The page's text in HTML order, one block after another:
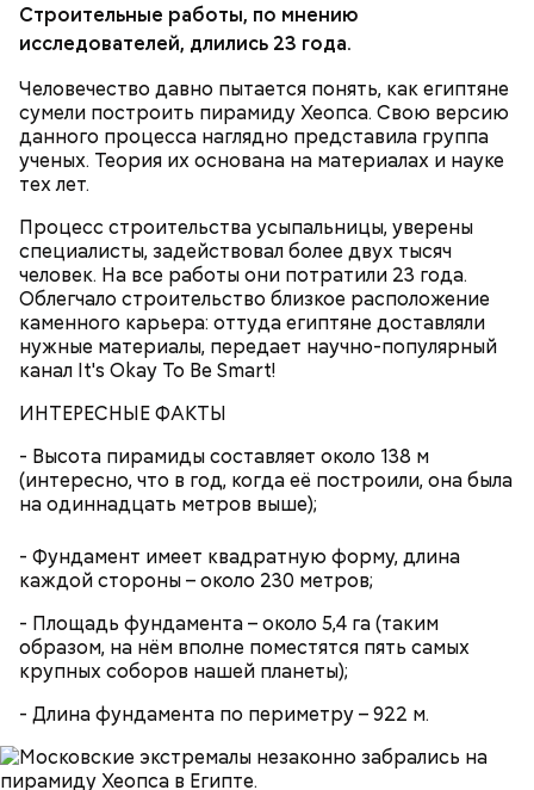
Строительные работы, по мнению
исследователей, длились 23 года.
Человечество давно пытается понять, как египтяне
сумели построить пирамиду Хеопса. Свою версию
данного процесса наглядно представила группа
ученых. Теория их основана на материалах и науке
тех лет.
Процесс строительства усыпальницы, уверены
специалисты, задействовал более двух тысяч
человек. На все работы они потратили 23 года.
Облегчало строительство близкое расположение
каменного карьера: оттуда египтяне доставляли
нужные материалы, передает научно-популярный
канал It's Okay To Be Smart!
ИНТЕРЕСНЫЕ ФАКТЫ
- Высота пирамиды составляет около 138 м
(интересно, что в год, когда её построили, она была
на одиннадцать метров выше);
- Фундамент имеет квадратную форму, длина
каждой стороны – около 230 метров;
- Площадь фундамента – около 5,4 га (таким
образом, на нём вполне поместятся пять самых
крупных соборов нашей планеты);
- Длина фундамента по периметру – 922 м.